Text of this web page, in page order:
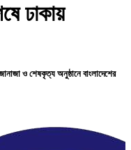
ঢাকায়
ও শেষকৃত্য অনুষ্ঠানে বাংলাদেশের